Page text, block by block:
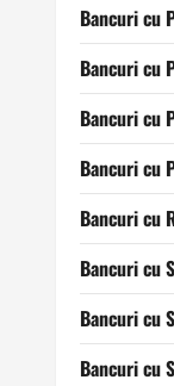
Bancuri cu
Bancuri cu
Bancuri cu
Bancuri cu
Bancuri cu
Bancuri cu
Bancuri cu
Bancuri cu